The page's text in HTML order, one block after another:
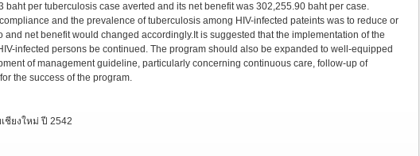
per tuberculosis case averted and its net benefit was 302,255.90 baht per case.
and the prevalence of tuberculosis among HIV-infected pateints was to reduce or
net benefit would changed accordingly.It is suggested that the implementation of the
infected persons be continued. The program should also be expanded to well-equipped
of management guideline, particularly concerning continuous care, follow-up of
the success of the program.
ชียงใหม่ ปี 2542